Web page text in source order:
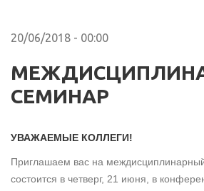
20/06/2018 - 00:00
СЕМИНАР
УВАЖАЕМЫЕ КОЛЛЕГИ!
Приглашаем вас на
состоится в четверг, 21 июня, в